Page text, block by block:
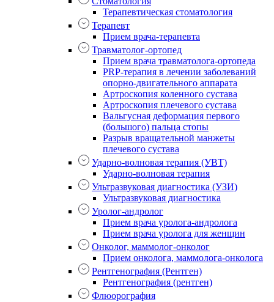
Терапевтическая стоматология
Терапевт
Прием врача-терапевта
Травматолог-ортопед
Прием врача травматолога-ортопеда
PRP-терапия в лечении заболеваний
опорно-двигательного аппарата
Артроскопия коленного сустава
Артроскопия плечевого сустава
Вальгусная деформация первого
(большого) пальца стопы
Разрыв вращательной манжеты
плечевого сустава
Ударно-волновая терапия (УВТ)
Ударно-волновая терапия
Ультразвуковая диагностика (УЗИ)
Ультразвуковая диагностика
Уролог-андролог
Прием врача уролога-андролога
Прием врача уролога для женщин
Онколог, маммолог-онколог
Прием онколога, маммолога-онколога
Рентгенография (Рентген)
Рентгенография (рентген)
Флюорография